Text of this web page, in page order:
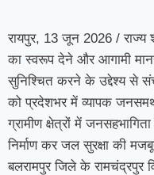
रायपुर, 13 जून 2026 / राज्य
का स्वरूप देने और आगामी
सुनिश्चित करने के उद्देश्य से
को प्रदेशभर में व्यापक
ग्रामीण क्षेत्रों में
निर्माण कर जल सुरक्षा की
बलरामपुर जिले के रामचंद्रपुर